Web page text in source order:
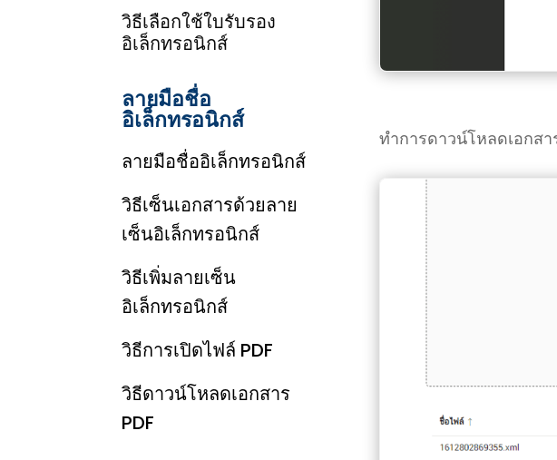
วิธีเลือกใช้ใบรับรอง
อิเล็กทรอนิกส์
ลายมือชื่อ
อิเล็กทรอนิกส์
ลายมือชื่ออิเล็กทรอนิกส์
วิธีเซ็นเอกสารด้วยลาย
เซ็นอิเล็กทรอนิกส์
วิธีเพิ่มลายเซ็น
อิเล็กทรอนิกส์
วิธีการเปิดไฟล์ PDF
วิธีดาวน์โหลดเอกสาร
PDF
ทำการดาวน์โหลดเอกส